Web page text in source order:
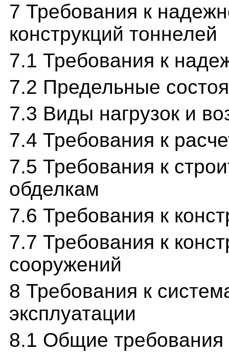
7 Требования к
конструкций тоннелей
7.1 Требования к
7.2 Предельные
7.3 Виды нагрузок и
7.4 Требования к
7.5 Требования к
обделкам
7.6 Требования к
7.7 Требования к
сооружений
8 Требования к
эксплуатации
8.1 Общие требования